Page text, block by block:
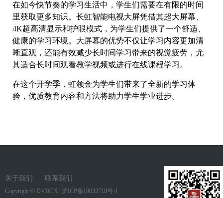
在如今快节奏的学习生活中，学生们需要在有限的时间
里获取更多知识。长虹智能电视大屏凭借其超大屏幕、
4K超高清显示和护眼模式，为学生们提供了一个舒适、
健康的学习环境。大屏幕的优势不仅让学习内容更加清
晰直观，还能有效减少长时间学习带来的视觉疲劳，尤
其适合长时间观看教学视频或进行在线课程学习。
在这个开学季，虹领金为学生们带来了全新的学习体
验，优质教育内容和方法将助力学生学业进步。
关于我们 联系我们
Copyright © DVBCN 沪ICP备19032719号-1